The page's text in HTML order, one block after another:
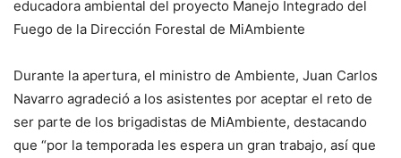
educadora ambiental del proyecto Manejo Integrado del
Fuego de la Dirección Forestal de MiAmbiente
Durante la apertura, el ministro de Ambiente, Juan Carlos
Navarro agradeció a los asistentes por aceptar el reto de
ser parte de los brigadistas de MiAmbiente, destacando
que “por la temporada les espera un gran trabajo, así que